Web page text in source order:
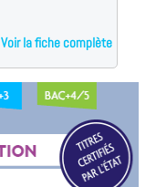
Voir la fiche complète